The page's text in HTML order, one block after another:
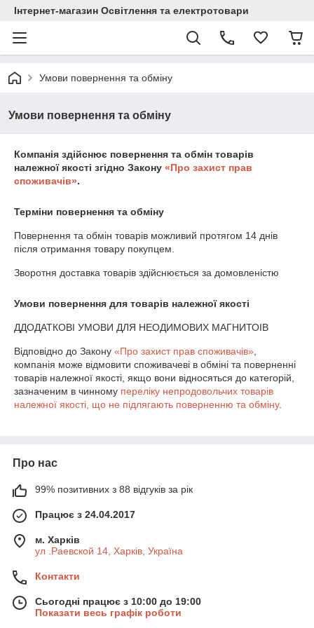
Інтернет-магазин Освітлення та електротовари
Умови повернення та обміну
Умови повернення та обміну
Компанія здійснює повернення та обмін товарів
належної якості згідно Закону «Про захист прав
споживачів».
Терміни повернення та обміну
Повернення та обмін товарів можливий протягом 14 днів
після отримання товару покупцем.
Зворотня доставка товарів здійснюється за домовленістю
Умови повернення для товарів належної якості
ДДОДАТКОВІ УМОВИ ДЛЯ НЕОДИМОВИХ МАГНИТОІВ
Відповідно до Закону «Про захист прав споживачів»
компанія може відмовити споживачеві в обміні та поверненні
товарів належної якості, якщо вони відносяться до категорій,
зазначеним в чинному переліку непродовольчих товарів
належної якості, що не підлягають поверненню та обміну.
Про нас
99% позитивних з 88 відгуків за рік
Працює з 24.04.2017
м. Харків
ул .Раевской 14, Харків, Україна
Контакти
Сьогодні працює з 10:00 до 19:00
Показати весь графік роботи